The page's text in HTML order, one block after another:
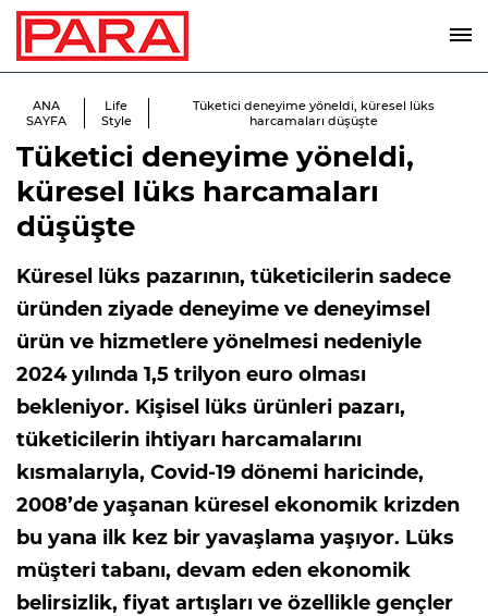
ANA
SAYFA
Life
Style
Tüketici deneyime yöneldi, küresel lüks
harcamaları düşüşte
Tüketici deneyime yöneldi,
küresel lüks harcamaları
düşüşte
Küresel lüks pazarının, tüketicilerin sadece
üründen ziyade deneyime ve deneyimsel
ürün ve hizmetlere yönelmesi nedeniyle
2024 yılında 1,5 trilyon euro olması
bekleniyor. Kişisel lüks ürünleri pazarı,
tüketicilerin ihtiyarı harcamalarını
kısmalarıyla, Covid-19 dönemi haricinde,
2008’de yaşanan küresel ekonomik krizden
bu yana ilk kez bir yavaşlama yaşıyor. Lüks
müşteri tabanı, devam eden ekonomik
belirsizlik, fiyat artışları ve özellikle gençler